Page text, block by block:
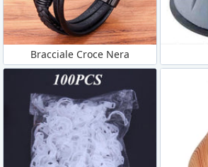
Bracciale Croce Nera